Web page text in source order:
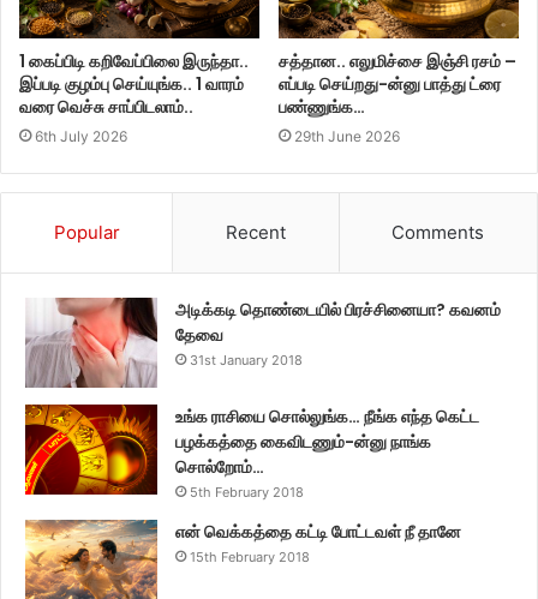
1 கைப்பிடி கறிவேப்பிலை இருந்தா..
இப்படி குழம்பு செய்யுங்க.. 1 வாரம்
வரை வெச்சு சாப்பிடலாம்..
6th July 2026
சத்தான.. எலுமிச்சை இஞ்சி ரசம் –
எப்படி செய்றது-ன்னு பாத்து ட்ரை
பண்ணுங்க…
29th June 2026
Popular Recent Comments
அடிக்கடி தொண்டையில் பிரச்சினையா? கவனம்
தேவை
31st January 2018
உங்க ராசியை சொல்லுங்க… நீங்க எந்த கெட்ட
பழக்கத்தை கைவிடணும்-ன்னு நாங்க
சொல்றோம்…
5th February 2018
என் வெக்கத்தை கட்டி போட்டவள் நீ தானே
15th February 2018